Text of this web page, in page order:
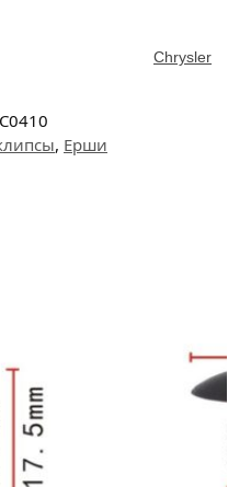
Chrysler
C0410
, Ерши